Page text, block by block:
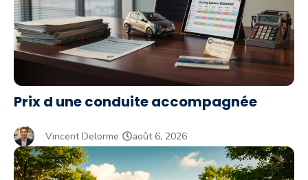
Prix d une conduite accompagnée
Vincent Delorme août 6, 2026